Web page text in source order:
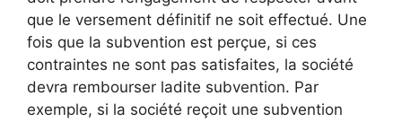
que le versement définitif ne soit effectué. Une
fois que la subvention est perçue, si ces
contraintes ne sont pas satisfaites, la société
devra rembourser ladite subvention. Par
exemple, si la société reçoit une subvention